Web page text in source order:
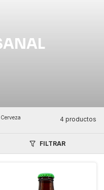
Cerveza
4 productos
FILTRAR